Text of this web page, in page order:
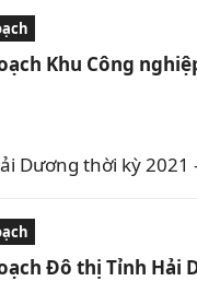
Khu Công
Dương thời kỳ
Đô thị Tỉnh Hải